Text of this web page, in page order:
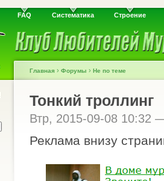
FAQ Систематика Строение
Главная › Форумы › Не по теме
Тонкий троллинг
Втр, 2015-09-08 10:32
Реклама внизу